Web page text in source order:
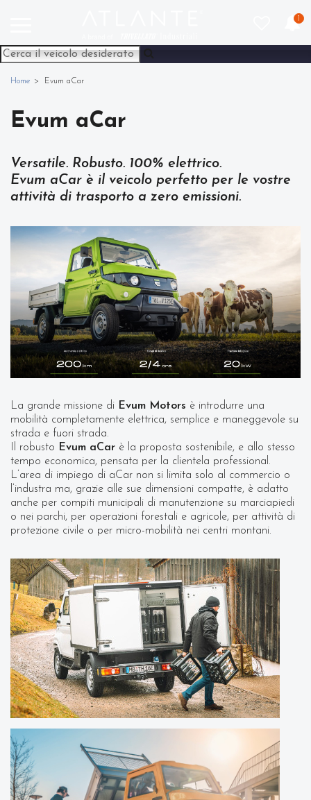
Home Evum aCar
Evum aCar
Versatile. Robusto. 100% elettrico.
Evum aCar è il veicolo perfetto per le vostre
attività di trasporto a zero emissioni.
La grande missione di Evum Motors è introdurre una
mobilità completamente elettrica, semplice e maneggevole su
strada e fuori strada.
Il robusto Evum aCar è la proposta sostenibile, e allo stesso
tempo economica, pensata per la clientela professional.
L’area di impiego di aCar non si limita solo al commercio o
l’industra ma, grazie alle sue dimensioni compatte, è adatto
anche per compiti municipali di manutenzione su marciapiedi
o nei parchi, per operazioni forestali e agricole, per attività di
protezione civile o per micro-mobilità nei centri montani.